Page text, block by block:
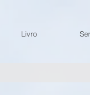
Livro